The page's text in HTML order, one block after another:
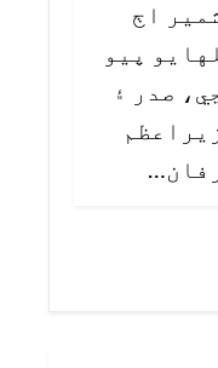
اڄ
پيو
صدر ۽